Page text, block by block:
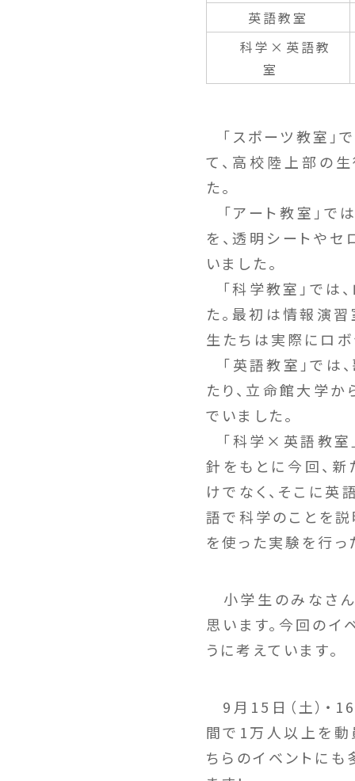
英語教室
科学×英語教
室
「スポーツ教室」
て、高校陸上部の
た。
「アート教室」で
を、透明シートや
いました。
「科学教室」では
た。最初は情報演習
生たちは実際にロボ
「英語教室」では
たり、立命館大学
でいました。
「科学×英語教室
針をもとに今回、
けでなく、そこに
語で科学のことを
を使った実験を行っ
小学生のみなさん
思います。今回の
うに考えています。
9月15日（土）・
間で1万人以上を動
ちらのイベントにも